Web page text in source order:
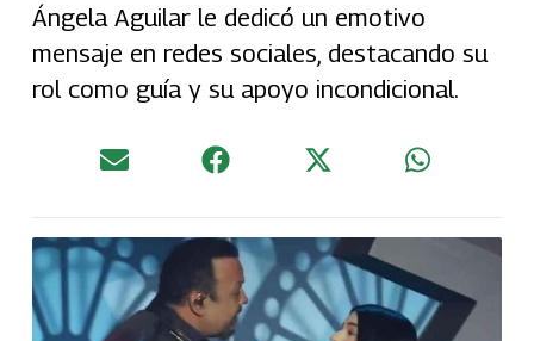
Ángela Aguilar le dedicó un emotivo
mensaje en redes sociales, destacando su
rol como guía y su apoyo incondicional.